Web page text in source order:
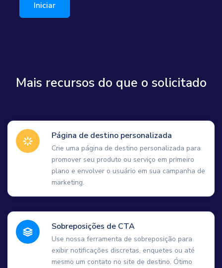
Iniciar
Mais recursos do que o solicitado
Página de destino personalizada
Crie uma página de destino personalizada para
promover seu produto ou serviço em primeiro
plano e envolver o usuário em sua campanha de
marketing.
Sobreposições de CTA
Use nossa ferramenta de sobreposição para
exibir notificações discretas, enquetes ou até
mesmo um contato no site de destino. Ótimo